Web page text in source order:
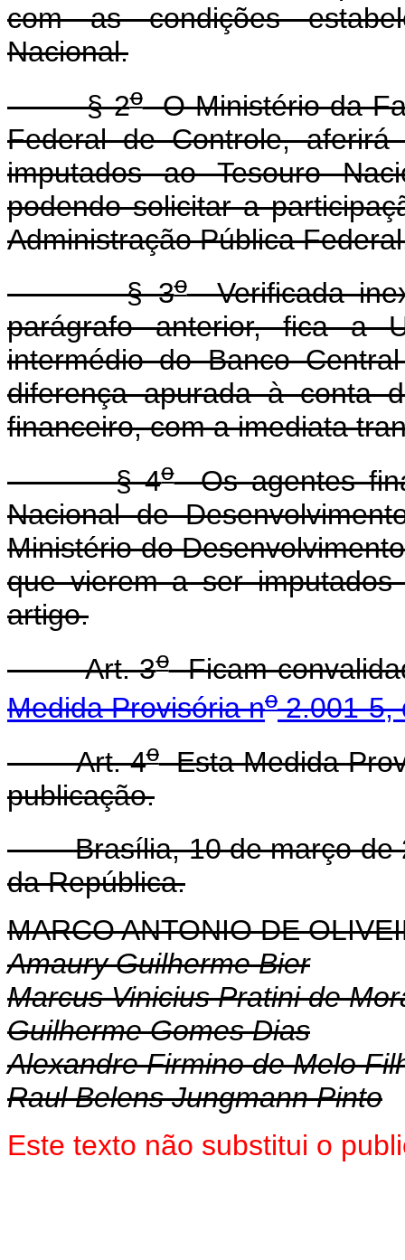
com as condições
Nacional.
§ 2oO Ministério da
Federal de Controle,
imputados ao Tesouro
podendo solicitar a
Administração Pública
§ 3oVerificada
parágrafo anterior, fica a
intermédio do Banco
diferença apurada à conta
financeiro, com a imediata
§ 4oOs agentes
Nacional de
Ministério do
que vierem a ser imputados
artigo.
Art. 3oFicam
Medida Provisória no2.001-5,
Art. 4oEsta Medida
publicação.
Brasília, 10 de março de
da República.
MARCO ANTONIO DE
Amaury Guilherme Bier
Marcus Vinicius Pratini de
Guilherme Gomes Dias
Alexandre Firmino de Melo
Raul Belens Jungmann Pinto
Este texto não substitui o